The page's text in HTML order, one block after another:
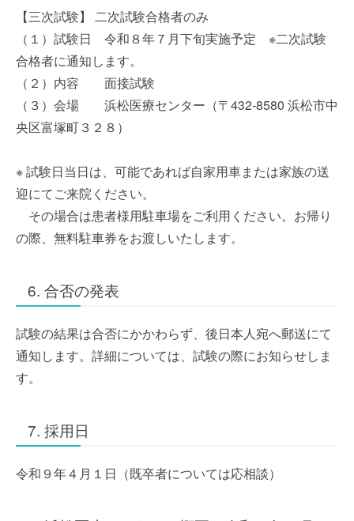
【三次試験】 二次試験合格者のみ
（１）試験日 令和８年７月下旬実施予定 ※二次試験
合格者に通知します。
（２）内容 面接試験
（３）会場 浜松医療センター（〒432-8580 浜松市中
央区富塚町３２８）
※ 試験日当日は、可能であれば自家用車または家族の送
迎にてご来院ください。
その場合は患者様用駐車場をご利用ください。お帰り
の際、無料駐車券をお渡しいたします。
6. 合否の発表
試験の結果は合否にかかわらず、後日本人宛へ郵送にて
通知します。詳細については、試験の際にお知らせしま
す。
7. 採用日
令和９年４月１日（既卒者については応相談）